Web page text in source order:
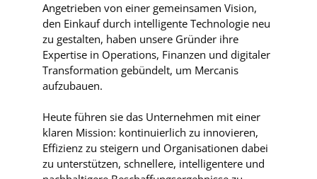
Angetrieben von einer gemeinsamen Vision,
den Einkauf durch intelligente Technologie neu
zu gestalten, haben unsere Gründer ihre
Expertise in Operations, Finanzen und digitaler
Transformation gebündelt, um Mercanis
aufzubauen.
Heute führen sie das Unternehmen mit einer
klaren Mission: kontinuierlich zu innovieren,
Effizienz zu steigern und Organisationen dabei
zu unterstützen, schnellere, intelligentere und